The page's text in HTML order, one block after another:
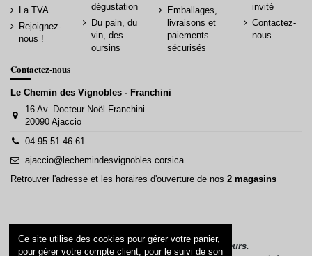
La TVA
Rejoignez-
nous !
dégustation
Du pain, du
vin, des
oursins
Emballages,
livraisons et
paiements
sécurisés
invité
Contactez-
nous
Contactez-nous
Le Chemin des Vignobles - Franchini
16 Av. Docteur Noël Franchini
20090 Ajaccio
04 95 51 46 61
ajaccio@lechemindesvignobles.corsica
Retrouver l'adresse et les horaires d'ouverture de nos 2 magasins
La vente d’alcool est interdite aux mineurs.
Ce site utilise des cookies pour gérer votre panier,
pour gérer votre compte client, pour le suivi de son